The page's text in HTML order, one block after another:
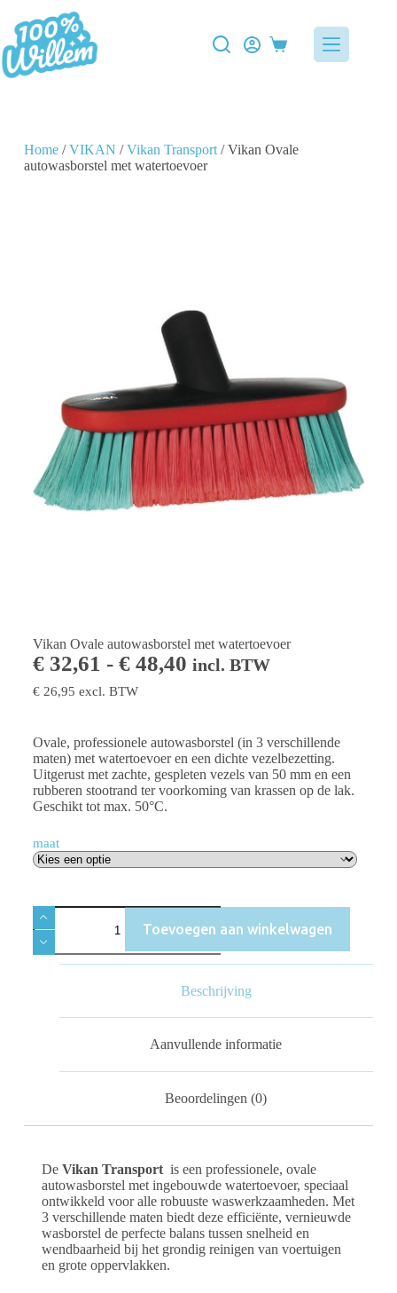
Home/VIKAN /Vikan Transport/ Vikan Ovale
autowasborstel met watertoevoer
Vikan Ovale autowasborstel met watertoevoer
€32,61 - €48,40 incl. BTW
€26,95 excl. BTW
Ovale, professionele autowasborstel (in 3 verschillende
maten) met watertoevoer en een dichte vezelbezetting.
Uitgerust met zachte, gespleten vezels van 50 mm en een
rubberen stootrand ter voorkoming van krassen op de lak.
Geschikt tot max. 50°C.
maat
Toevoegen aan winkelwagen
Beschrijving
Aanvullende informatie
Beoordelingen (0)
De Vikan Transport is een professionele, ovale
autowasborstel met ingebouwde watertoevoer, speciaal
ontwikkeld voor alle robuuste waswerkzaamheden. Met
3 verschillende maten biedt deze efficiënte, vernieuwde
wasborstel de perfecte balans tussen snelheid en
wendbaarheid bij het grondig reinigen van voertuigen
en grote oppervlakken.